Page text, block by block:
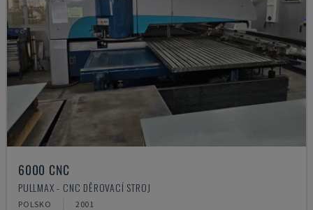
6000 CNC
PULLMAX - CNC DĚROVACÍ STROJ
POLSKO 2001